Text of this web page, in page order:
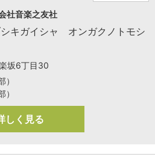
社音楽之友社
シキガイシャ オンガクノトモシ
坂6丁目30
しく見る